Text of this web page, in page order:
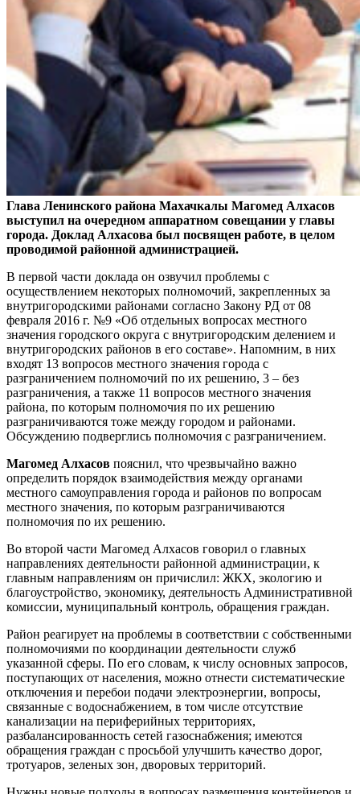
Глава Ленинского района Махачкалы Магомед Алхасов
выступил на очередном аппаратном совещании у главы
города. Доклад Алхасова был посвящен работе, в целом
проводимой районной администрацией.
В первой части доклада он озвучил проблемы с
осуществлением некоторых полномочий, закрепленных за
внутригородскими районами согласно Закону РД от 08
февраля 2016 г. №9 «Об отдельных вопросах местного
значения городского округа с внутригородским делением и
внутригородских районов в его составе». Напомним, в них
входят 13 вопросов местного значения города с
разграничением полномочий по их решению, 3 – без
разграничения, а также 11 вопросов местного значения
района, по которым полномочия по их решению
разграничиваются тоже между городом и районами.
Обсуждению подверглись полномочия с разграничением.
Магомед Алхасов пояснил, что чрезвычайно важно
определить порядок взаимодействия между органами
местного самоуправления города и районов по вопросам
местного значения, по которым разграничиваются
полномочия по их решению.
Во второй части Магомед Алхасов говорил о главных
направлениях деятельности районной администрации, к
главным направлениям он причислил: ЖКХ, экологию и
благоустройство, экономику, деятельность Административной
комиссии, муниципальный контроль, обращения граждан.
Район реагирует на проблемы в соответствии с собственными
полномочиями по координации деятельности служб
указанной сферы. По его словам, к числу основных запросов,
поступающих от населения, можно отнести систематические
отключения и перебои подачи электроэнергии, вопросы,
связанные с водоснабжением, в том числе отсутствие
канализации на периферийных территориях,
разбалансированность сетей газоснабжения; имеются
обращения граждан с просьбой улучшить качество дорог,
тротуаров, зеленых зон, дворовых территорий.